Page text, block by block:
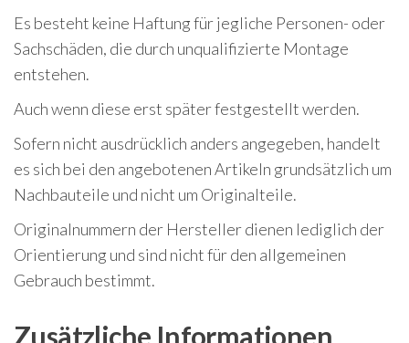
Es besteht keine Haftung für jegliche Personen- oder
Sachschäden, die durch unqualifizierte Montage
entstehen.
Auch wenn diese erst später festgestellt werden.
Sofern nicht ausdrücklich anders angegeben, handelt
es sich bei den angebotenen Artikeln grundsätzlich um
Nachbauteile und nicht um Originalteile.
Originalnummern der Hersteller dienen lediglich der
Orientierung und sind nicht für den allgemeinen
Gebrauch bestimmt.
Zusätzliche Informationen